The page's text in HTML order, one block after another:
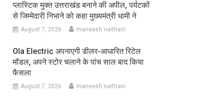
प्लास्टिक मुक्त उत्तराखंड बनाने की अपील, पर्यटकों
से जिम्मेदारी निभाने को कहा मुख्यमंत्री धामी ने
August 7, 2026 maneesh naithani
Ola Electric अपनाएगी डीलर-आधारित रिटेल
मॉडल, अपने स्टोर चलाने के पांच साल बाद किया
फैसला
August 7, 2026 maneesh naithani